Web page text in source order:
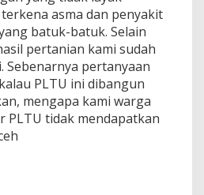
asma dan penyakit
batuk-batuk. Selain
pertanian kami sudah
Sebenarnya pertanyaan
PLTU ini dibangun
mengapa kami warga
PLTU tidak mendapatkan